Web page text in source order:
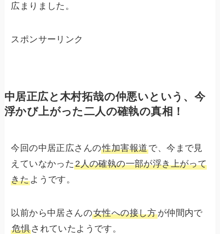
広まりました。
スポンサーリンク
中居正広と木村拓哉の仲悪いという、今
浮かび上がった二人の確執の真相！
今回の中居正広さんの性加害報道で、今まで見
えていなかった2人の確執の一部が浮き上がって
きたようです。
以前から中居さんの女性への接し方が仲間内で
危惧されていたようです。